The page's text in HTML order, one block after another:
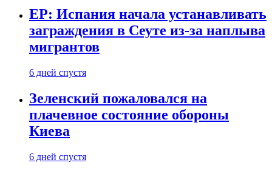
EP: Испания начала устанавливать
заграждения в Сеуте из-за наплыва
мигрантов
6 дней спустя
Зеленский пожаловался на
плачевное состояние обороны
Киева
6 дней спустя